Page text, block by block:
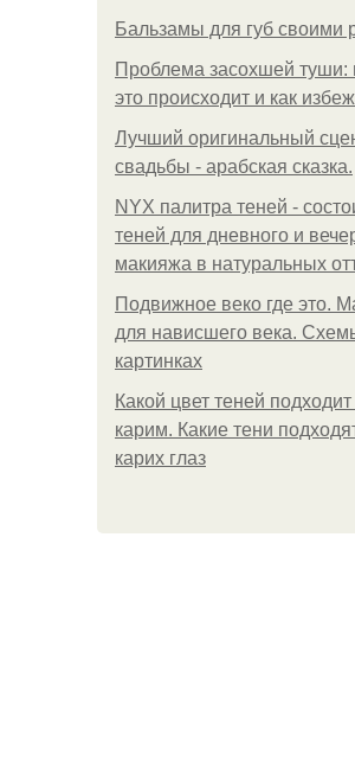
Бальзамы для губ своими
Проблема засохшей туши:
это происходит и как
Лучший оригинальный
свадьбы - арабская сказка.
NYX палитра теней -
теней для дневного и
макияжа в натуральных
Подвижное веко где это.
для нависшего века.
картинках
Какой цвет теней
карим. Какие тени
карих глаз